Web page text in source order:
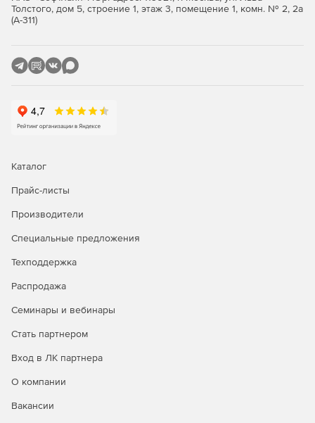
Глобальный кэш операций. Пользователи могут
сохраняются и готовы к дальнейшей работе над ними
Оптимизированные и ускоренные процессы работы.
Благодаря использованию нескольких процессоров и
пиксели еще быстрее.
Бикубическая повторная выборка. При увеличении
обеспечивается наилучшее качество каждого
пикселя за счет выбора оптимальных алгоритмов
оптимизировано выполнение различных задач.
Пользователи могут находить отсутствующие шрифты
их или связывать повторно. Операция привязки
3D-объекты, без вычисления и ввода значений.
видео предоставляет инновационный способ
Толстого, дом 5, строение 1, этаж 3, помещение 1, комн. № 2, 2а
(А-311)
Каталог
Прайс-листы
Производители
Специальные предложения
Техподдержка
Распродажа
Семинары и вебинары
Стать партнером
Вход в ЛК партнера
О компании
Вакансии